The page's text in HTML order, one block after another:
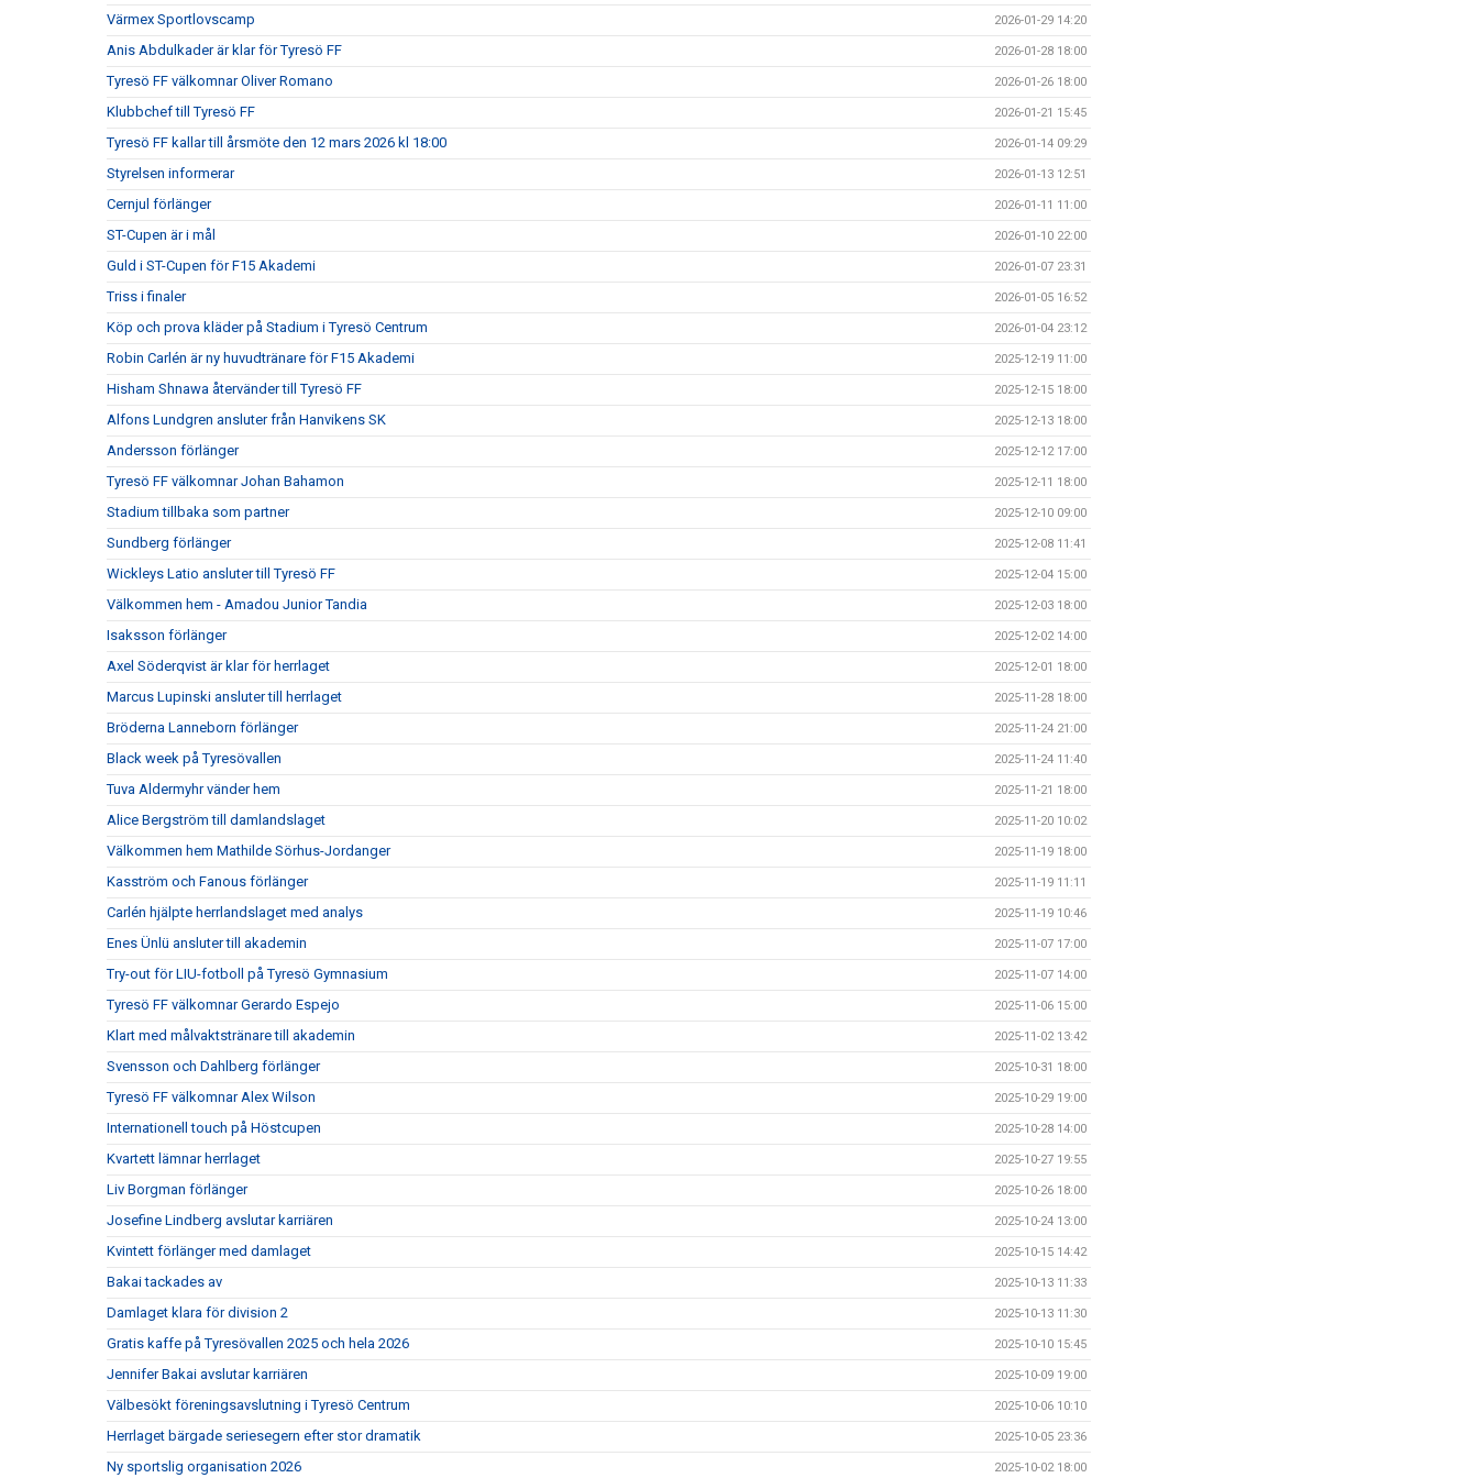
Värmex Sportlovscamp 2026-01-29 14:20
Anis Abdulkader är klar för Tyresö FF 2026-01-28 18:00
Tyresö FF välkomnar Oliver Romano 2026-01-26 18:00
Klubbchef till Tyresö FF 2026-01-21 15:45
Tyresö FF kallar till årsmöte den 12 mars 2026 kl 18:00 2026-01-14 09:29
Styrelsen informerar 2026-01-13 12:51
Cernjul förlänger 2026-01-11 11:00
ST-Cupen är i mål 2026-01-10 22:00
Guld i ST-Cupen för F15 Akademi 2026-01-07 23:31
Triss i finaler 2026-01-05 16:52
Köp och prova kläder på Stadium i Tyresö Centrum 2026-01-04 23:12
Robin Carlén är ny huvudtränare för F15 Akademi 2025-12-19 11:00
Hisham Shnawa återvänder till Tyresö FF 2025-12-15 18:00
Alfons Lundgren ansluter från Hanvikens SK 2025-12-13 18:00
Andersson förlänger 2025-12-12 17:00
Tyresö FF välkomnar Johan Bahamon 2025-12-11 18:00
Stadium tillbaka som partner 2025-12-10 09:00
Sundberg förlänger 2025-12-08 11:41
Wickleys Latio ansluter till Tyresö FF 2025-12-04 15:00
Välkommen hem - Amadou Junior Tandia 2025-12-03 18:00
Isaksson förlänger 2025-12-02 14:00
Axel Söderqvist är klar för herrlaget 2025-12-01 18:00
Marcus Lupinski ansluter till herrlaget 2025-11-28 18:00
Bröderna Lanneborn förlänger 2025-11-24 21:00
Black week på Tyresövallen 2025-11-24 11:40
Tuva Aldermyhr vänder hem 2025-11-21 18:00
Alice Bergström till damlandslaget 2025-11-20 10:02
Välkommen hem Mathilde Sörhus-Jordanger 2025-11-19 18:00
Kasström och Fanous förlänger 2025-11-19 11:11
Carlén hjälpte herrlandslaget med analys 2025-11-19 10:46
Enes Ünlü ansluter till akademin 2025-11-07 17:00
Try-out för LIU-fotboll på Tyresö Gymnasium 2025-11-07 14:00
Tyresö FF välkomnar Gerardo Espejo 2025-11-06 15:00
Klart med målvaktstränare till akademin 2025-11-02 13:42
Svensson och Dahlberg förlänger 2025-10-31 18:00
Tyresö FF välkomnar Alex Wilson 2025-10-29 19:00
Internationell touch på Höstcupen 2025-10-28 14:00
Kvartett lämnar herrlaget 2025-10-27 19:55
Liv Borgman förlänger 2025-10-26 18:00
Josefine Lindberg avslutar karriären 2025-10-24 13:00
Kvintett förlänger med damlaget 2025-10-15 14:42
Bakai tackades av 2025-10-13 11:33
Damlaget klara för division 2 2025-10-13 11:30
Gratis kaffe på Tyresövallen 2025 och hela 2026 2025-10-10 15:45
Jennifer Bakai avslutar karriären 2025-10-09 19:00
Välbesökt föreningsavslutning i Tyresö Centrum 2025-10-06 10:10
Herrlaget bärgade seriesegern efter stor dramatik 2025-10-05 23:36
Ny sportslig organisation 2026 2025-10-02 18:00